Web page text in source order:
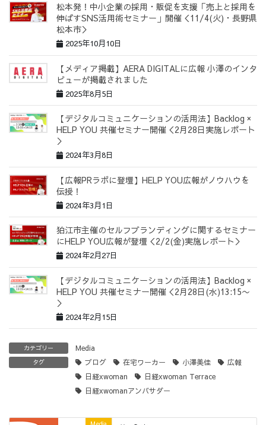
松本発！中小企業の採用・販促を支援「売上と採用を
伸ばすSNS活用術セミナー」開催＜11/4(火)・長野県
松本市＞
2025年10月10日
【メディア掲載】AERA DIGITALに広報 小澤のインタ
ビューが掲載されました
2025年8月5日
【デジタルコミュニケーションの活用法】Backlog ×
HELP YOU 共催セミナー開催＜2月28日実施レポート
＞
2024年3月8日
【広報PRラボに登壇】HELP YOU広報がノウハウを
伝授！
2024年3月1日
狛江市主催のセルフブランディングに関するセミナー
にHELP YOU広報が登壇＜2/2(金)実施レポート＞
2024年2月27日
【デジタルコミュニケーションの活用法】Backlog ×
HELP YOU 共催セミナー開催＜2月28日(水)13:15〜
＞
2024年2月15日
カテゴリー Media
タグ ブログ 在宅ワーカー 小澤美佳
広報
日経xwoman
日経xwoman Terrace
日経xwomanアンバサダー